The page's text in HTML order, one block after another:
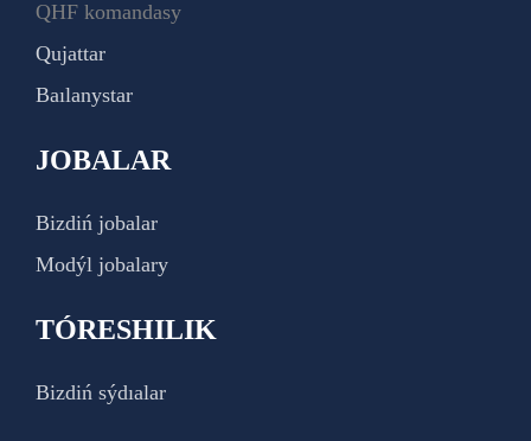
QHF komandasy
Qujattar
Baılanystar
JOBALAR
Bizdiń jobalar
Modýl jobalary
TÓRESHILIK
Bizdiń sýdıalar